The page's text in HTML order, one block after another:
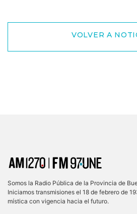
VOLVER A
Somos la Radio Pública de la Provincia de
Iniciamos transmisiones el 18 de febrero de
mística con vigencia hacia el futuro.